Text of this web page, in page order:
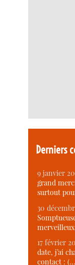
Derniers
9 janvier
grand
surtout
30
17 février
date, j’ai
contact :